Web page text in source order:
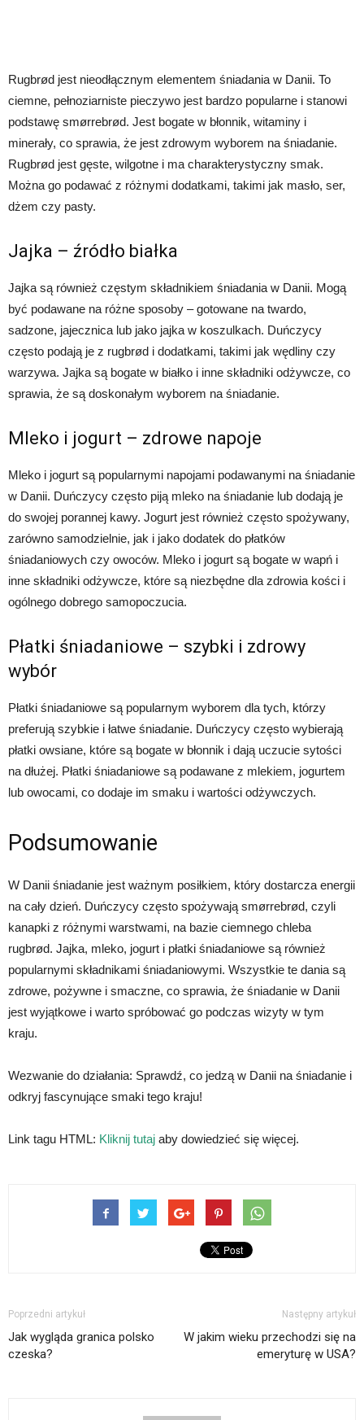
Rugbrød jest nieodłącznym elementem śniadania w Danii. To
ciemne, pełnoziarniste pieczywo jest bardzo popularne i stanowi
podstawę smørrebrød. Jest bogate w błonnik, witaminy i
minerały, co sprawia, że jest zdrowym wyborem na śniadanie.
Rugbrød jest gęste, wilgotne i ma charakterystyczny smak.
Można go podawać z różnymi dodatkami, takimi jak masło, ser,
dżem czy pasty.
Jajka – źródło białka
Jajka są również częstym składnikiem śniadania w Danii. Mogą
być podawane na różne sposoby – gotowane na twardo,
sadzone, jajecznica lub jako jajka w koszulkach. Duńczycy
często podają je z rugbrød i dodatkami, takimi jak wędliny czy
warzywa. Jajka są bogate w białko i inne składniki odżywcze, co
sprawia, że są doskonałym wyborem na śniadanie.
Mleko i jogurt – zdrowe napoje
Mleko i jogurt są popularnymi napojami podawanymi na śniadanie
w Danii. Duńczycy często piją mleko na śniadanie lub dodają je
do swojej porannej kawy. Jogurt jest również często spożywany,
zarówno samodzielnie, jak i jako dodatek do płatków
śniadaniowych czy owoców. Mleko i jogurt są bogate w wapń i
inne składniki odżywcze, które są niezbędne dla zdrowia kości i
ogólnego dobrego samopoczucia.
Płatki śniadaniowe – szybki i zdrowy
wybór
Płatki śniadaniowe są popularnym wyborem dla tych, którzy
preferują szybkie i łatwe śniadanie. Duńczycy często wybierają
płatki owsiane, które są bogate w błonnik i dają uczucie sytości
na dłużej. Płatki śniadaniowe są podawane z mlekiem, jogurtem
lub owocami, co dodaje im smaku i wartości odżywczych.
Podsumowanie
W Danii śniadanie jest ważnym posiłkiem, który dostarcza energii
na cały dzień. Duńczycy często spożywają smørrebrød, czyli
kanapki z różnymi warstwami, na bazie ciemnego chleba
rugbrød. Jajka, mleko, jogurt i płatki śniadaniowe są również
popularnymi składnikami śniadaniowymi. Wszystkie te dania są
zdrowe, pożywne i smaczne, co sprawia, że śniadanie w Danii
jest wyjątkowe i warto spróbować go podczas wizyty w tym
kraju.
Wezwanie do działania: Sprawdź, co jedzą w Danii na śniadanie i
odkryj fascynujące smaki tego kraju!
Link tagu HTML: Kliknij tutaj aby dowiedzieć się więcej.
Poprzedni artykuł
Jak wygląda granica polsko
czeska?
Następny artykuł
W jakim wieku przechodzi się na
emeryturę w USA?